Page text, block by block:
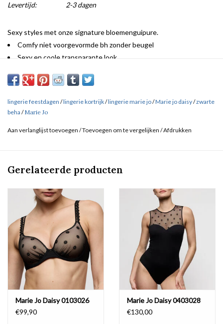
Levertijd:
2-3 dagen
Sexy styles met onze signature bloemenguipure.
Comfy niet voorgevormde bh zonder beugel
Sexy en coole transparante look
Iconische look in zwart
lingerie feestdagen /lingerie kortrijk/lingerie marie jo/Marie jo daisy/zwarte
beha /Marie Jo
Aan verlanglijst toevoegen /Toevoegen om te vergelijken /Afdrukken
Gerelateerde producten
Marie Jo Daisy 0103026
€99,90
Marie Jo Daisy 0403028
€130,00